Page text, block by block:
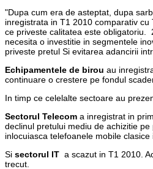
"Dupa cum era de asteptat, dupa
inregistrata in T1 2010 comparativ
ce priveste calitatea este obligatoriu.
necesita o investitie in segmentele
priveste pretul Si evitarea adancirii
Echipamentele de birou au
continuare o crestere pe fondul
In timp ce celelalte sectoare au
Sectorul Telecom a inregistrat in
declinul pretului mediu de achizitie
inlocuiasca telefoanele mobile
Si sectorul IT a scazut in T1 2010.
trecut.